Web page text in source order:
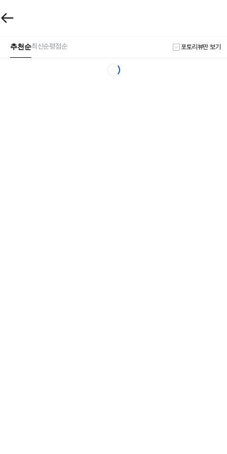
추천순최신순평점순 포토리뷰만 보기